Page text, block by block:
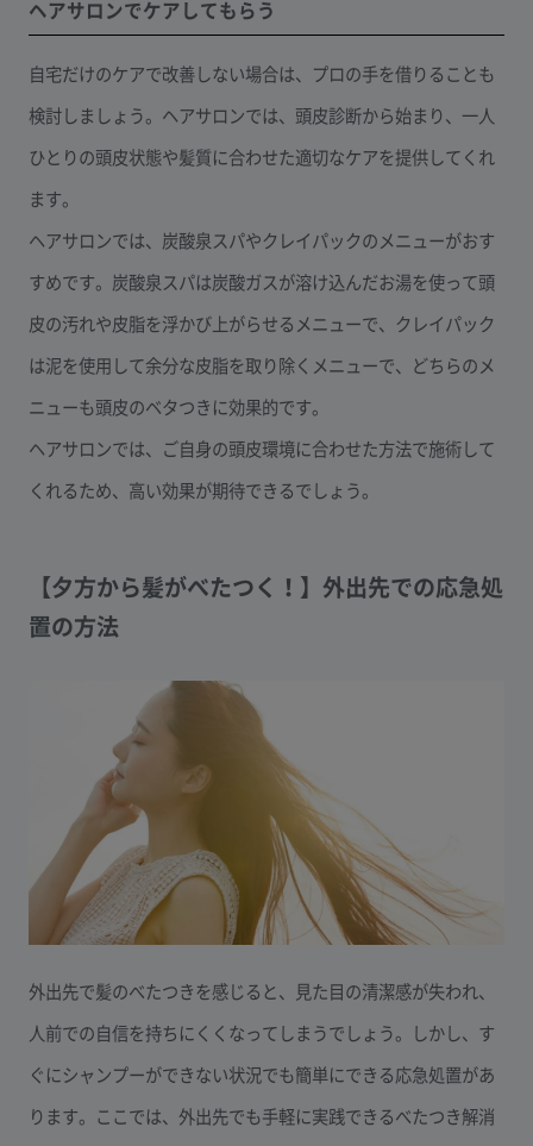
ヘアサロンでケアしてもらう
自宅だけのケアで改善しない場合は、プロの手を借りることも
検討しましょう。ヘアサロンでは、頭皮診断から始まり、一人
ひとりの頭皮状態や髪質に合わせた適切なケアを提供してくれ
ます。
ヘアサロンでは、炭酸泉スパやクレイパックのメニューがおす
すめです。炭酸泉スパは炭酸ガスが溶け込んだお湯を使って頭
皮の汚れや皮脂を浮かび上がらせるメニューで、クレイパック
は泥を使用して余分な皮脂を取り除くメニューで、どちらのメ
ニューも頭皮のベタつきに効果的です。
ヘアサロンでは、ご自身の頭皮環境に合わせた方法で施術して
くれるため、高い効果が期待できるでしょう。
【夕方から髪がべたつく！】外出先での応急処
置の方法
外出先で髪のべたつきを感じると、見た目の清潔感が失われ、
人前での自信を持ちにくくなってしまうでしょう。しかし、す
ぐにシャンプーができない状況でも簡単にできる応急処置があ
ります。ここでは、外出先でも手軽に実践できるべたつき解消